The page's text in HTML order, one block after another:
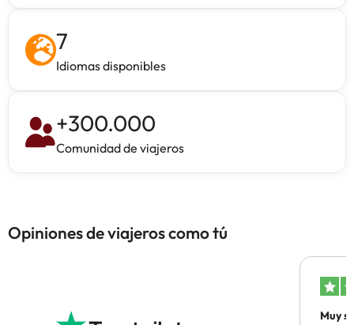
7
Idiomas disponibles
+300.000
Comunidad de viajeros
Opiniones de viajeros como tú
Muy